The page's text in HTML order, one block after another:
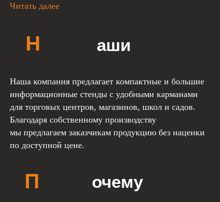
Читать далее
Наша компания предлагает компактные и большие
информационные стенды с удобными карманами
для торговых центров, магазинов, школ и садов.
Благодаря собственному производству
мы предлагаем заказчикам продукцию без наценки
по доступной цене.